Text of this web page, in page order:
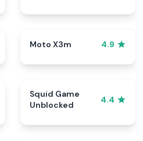
Moto X3m 4.9
Squid Game
Unblocked
4.4